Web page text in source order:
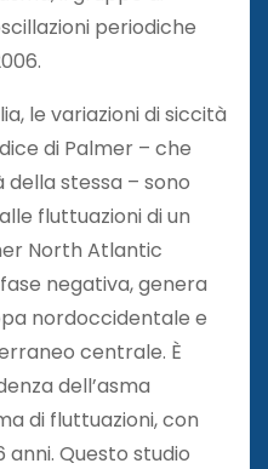
periodiche
le variazioni di siccità
di Palmer – che
della stessa – sono
fluttuazioni di un
North Atlantic
negativa, genera
nordoccidentale e
centrale. È
dell’asma
di fluttuazioni, con
Questo studio